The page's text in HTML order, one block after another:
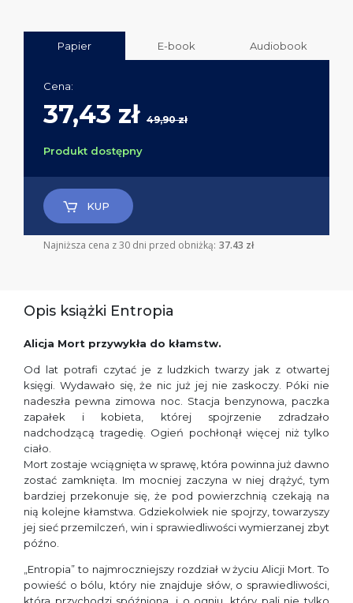
Papier E-book Audiobook
Cena:
37,43 zł 49,90 zł
Produkt dostępny
KUP
Najniższa cena z 30 dni przed obniżką: 37.43 zł
Opis książki Entropia
Alicja Mort przywykła do kłamstw.
Od lat potrafi czytać je z ludzkich twarzy jak z otwartej
księgi. Wydawało się, że nic już jej nie zaskoczy. Póki nie
nadeszła pewna zimowa noc. Stacja benzynowa, paczka
zapałek i kobieta, której spojrzenie zdradzało
nadchodzącą tragedię. Ogień pochłonął więcej niż tylko
ciało.
Mort zostaje wciągnięta w sprawę, która powinna już dawno
zostać zamknięta. Im mocniej zaczyna w niej drążyć, tym
bardziej przekonuje się, że pod powierzchnią czekają na
nią kolejne kłamstwa. Gdziekolwiek nie spojrzy, towarzyszy
jej sieć przemilczeń, win i sprawiedliwości wymierzanej zbyt
późno.
„Entropia” to najmroczniejszy rozdział w życiu Alicji Mort. To
powieść o bólu, który nie znajduje słów, o sprawiedliwości,
która przychodzi spóźniona, i o ogniu, który pali nie tylko